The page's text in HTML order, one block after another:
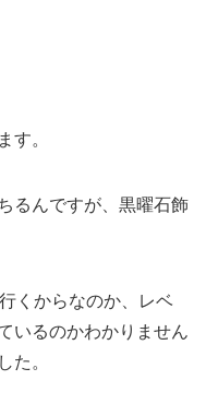
す。
るんですが、黒曜石飾
くからなのか、レベ
いるのかわかりません
た。